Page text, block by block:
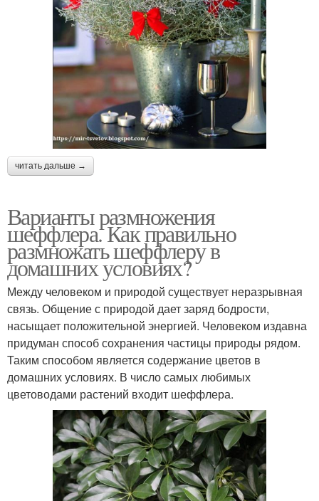
читать дальше →
Варианты размножения
шеффлера. Как правильно
размножать шеффлеру в
домашних условиях?
Между человеком и природой существует неразрывная
связь. Общение с природой дает заряд бодрости,
насыщает положительной энергией. Человеком издавна
придуман способ сохранения частицы природы рядом.
Таким способом является содержание цветов в
домашних условиях. В число самых любимых
цветоводами растений входит шеффлера.